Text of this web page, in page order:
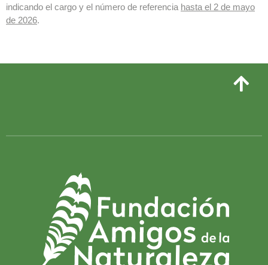
indicando el cargo y el número de referencia hasta el 2 de mayo
de 2026.